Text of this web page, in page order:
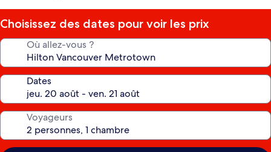
Choisissez des dates pour voir les prix
Où allez-vous ?
Dates
Voyageurs